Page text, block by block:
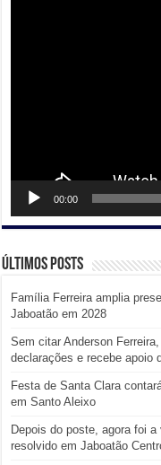
00:00
Últimos posts
Família Ferreira amplia
Jaboatão em 2028
Sem citar Anderson
declarações e recebe apoio
Festa de Santa Clara
em Santo Aleixo
Depois do poste, agora foi
resolvido em Jaboatão